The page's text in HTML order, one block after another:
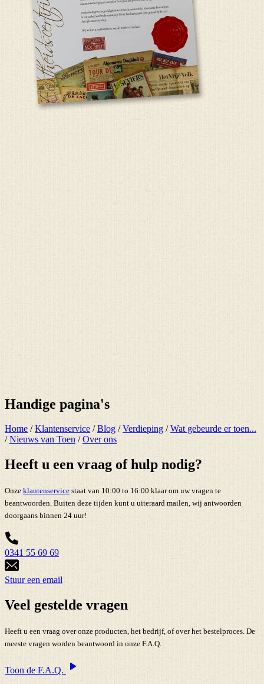
Handige pagina's
Home /Klantenservice /Blog /Verdieping /Wat gebeurde er toen...
/Nieuws van Toen /Over ons
Heeft u een vraag of hulp nodig?
Onze klantenservice staat van 10:00 to 16:00 klaar om uw vragen te
beantwoorden. Buiten deze tijden kunt u uiteraard mailen, wij antwoorden
doorgaans binnen 24 uur!
0341 55 69 69
Stuur een email
Veel gestelde vragen
Heeft u een vraag over onze producten, het bedrijf, of over het bestelproces. De
meeste vragen worden beantwoord in onze F.A.Q.
Toon de F.A.Q.